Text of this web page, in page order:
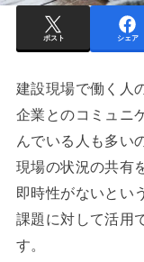
ポスト シェア
建設現場で働く人
企業とのコミュニ
んでいる人も多い
現場の状況の共有
即時性がないとい
課題に対して活用
す。